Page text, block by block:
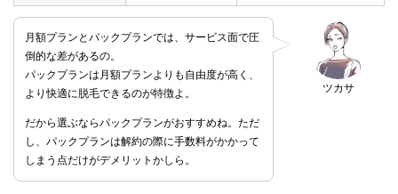
ツカサ
月額プランとパックプランでは、サービス面で圧
倒的な差があるの。
パックプランは月額プランよりも自由度が高く、
より快適に脱毛できるのが特徴よ。
だから選ぶならパックプランがおすすめね。ただ
し、パックプランは解約の際に手数料がかかって
しまう点だけがデメリットかしら。